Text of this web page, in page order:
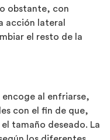
obstante, con
acción lateral
el resto de la
encoge al enfriarse,
con el fin de que,
tamaño deseado. La